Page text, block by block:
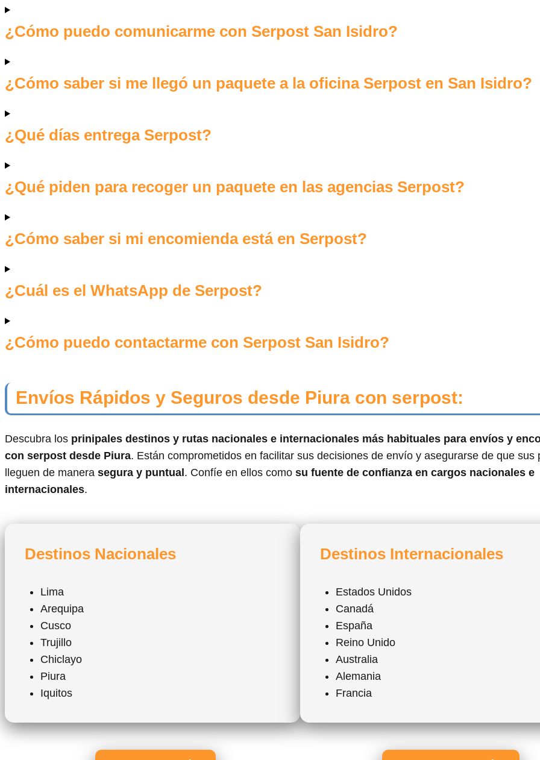
¿Cómo puedo comunicarme con Serpost San Isidro?
¿Cómo saber si me llegó un paquete a la oficina Serpost en San Isidro?
¿Qué días entrega Serpost?
¿Qué piden para recoger un paquete en las agencias Serpost?
¿Cómo saber si mi encomienda está en Serpost?
¿Cuál es el WhatsApp de Serpost?
¿Cómo puedo contactarme con Serpost San Isidro?
Envíos Rápidos y Seguros desde Piura con serpost:
Descubra los prinipales destinos y rutas nacionales e internacionales más habituales para envíos y
con serpost desde Piura. Están comprometidos en facilitar sus decisiones de envío y asegurarse de que sus
lleguen de manera segura y puntual. Confíe en ellos como su fuente de confianza en cargos nacionales e
internacionales.
Destinos Nacionales
Lima
Arequipa
Cusco
Trujillo
Chiclayo
Piura
Iquitos
Destinos Internacionales
Estados Unidos
Canadá
España
Reino Unido
Australia
Alemania
Francia